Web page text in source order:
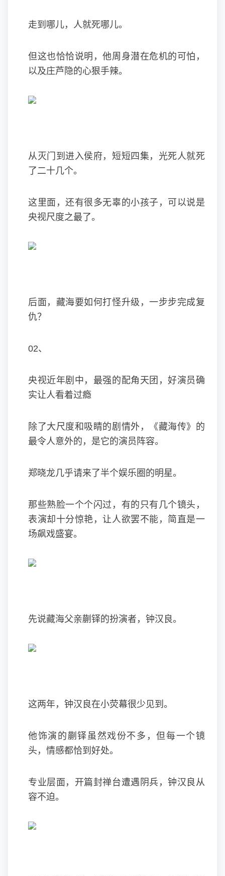
走到哪儿，人就死哪儿。
但这也恰恰说明，他周身潜在危机的可怕，
以及庄芦隐的心狠手辣。
从灭门到进入侯府，短短四集，光死人就死
了二十几个。
这里面，还有很多无辜的小孩子，可以说是
央视尺度之最了。
后面，藏海要如何打怪升级，一步步完成复
仇？
02、
央视近年剧中，最强的配角天团，好演员确
实让人看着过瘾
除了大尺度和吸睛的剧情外，《藏海传》的
最令人意外的，是它的演员阵容。
郑晓龙几乎请来了半个娱乐圈的明星。
那些熟脸一个个闪过，有的只有几个镜头，
表演却十分惊艳，让人欲罢不能，简直是一
场飙戏盛宴。
先说藏海父亲蒯铎的扮演者，钟汉良。
这两年，钟汉良在小荧幕很少见到。
他饰演的蒯铎虽然戏份不多，但每一个镜
头，情感都恰到好处。
专业层面，开篇封禅台遭遇阴兵，钟汉良从
容不迫。